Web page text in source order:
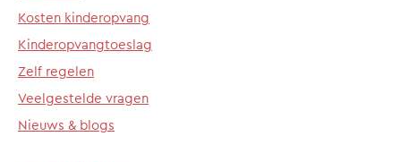
Kosten kinderopvang
Kinderopvangtoeslag
Zelf regelen
Veelgestelde vragen
Nieuws & blogs